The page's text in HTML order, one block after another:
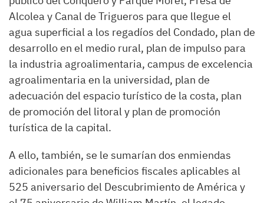
Alcolea y Canal de Trigueros para que llegue el
agua superficial a los regadíos del Condado, plan de
desarrollo en el medio rural, plan de impulso para
la industria agroalimentaria, campus de excelencia
agroalimentaria en la universidad, plan de
adecuación del espacio turístico de la costa, plan
de promoción del litoral y plan de promoción
turística de la capital.
A ello, también, se le sumarían dos enmiendas
adicionales para beneficios fiscales aplicables al
525 aniversario del Descubrimiento de América y